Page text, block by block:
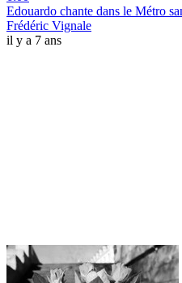
Edouardo chante dans le Métro
Frédéric Vignale
il y a 7 ans